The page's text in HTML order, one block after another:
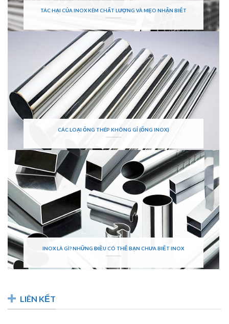
TÁC HẠI CỦA INOX KÉM CHẤT LƯỢNG VÀ MẸO NHẬN BIẾT
CÁC LOẠI ỐNG THÉP KHÔNG GỈ (ỐNG INOX)
INOX LÀ GÌ? NHỮNG ĐIỀU CÓ THỂ BẠN CHƯA BIẾT INOX
LIÊN KẾT